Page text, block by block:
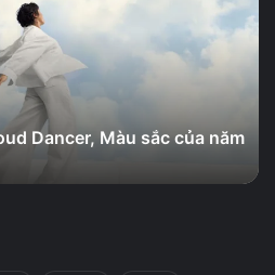
Dancer, Màu sắc của năm